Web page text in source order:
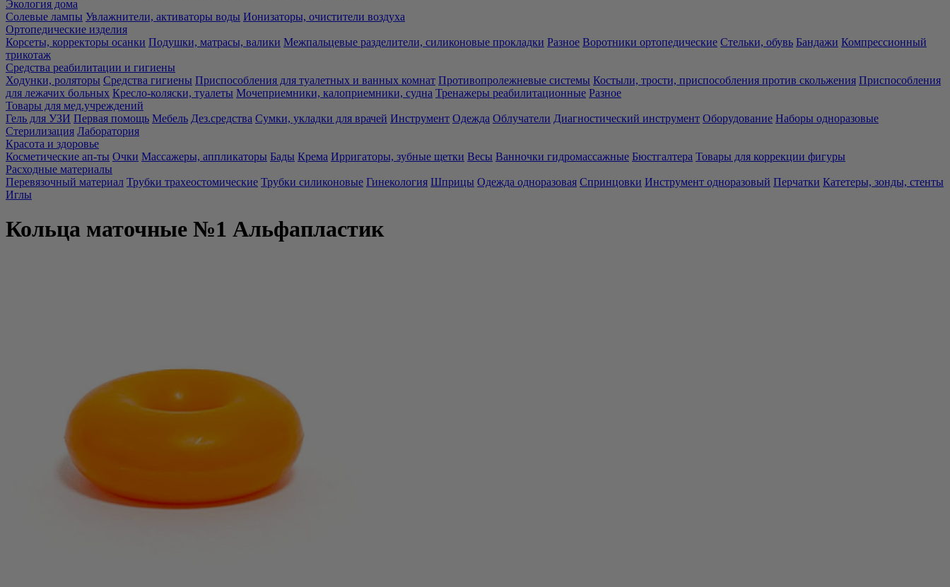
Экология дома
Солевые лампы Увлажнители, активаторы воды Ионизаторы, очистители воздуха
Ортопедические изделия
Корсеты, корректоры осанки Подушки, матрасы, валики Межпальцевые разделители, силиконовые прокладки Разное Воротники ортопедические Стельки, обувь Бандажи Компрессионный
трикотаж
Средства реабилитации и гигиены
Ходунки, роляторы Средства гигиены Приспособления для туалетных и ванных комнат Противопролежневые системы Костыли, трости, приспособления против скольжения Приспособления
для лежачих больных Кресло-коляски, туалеты Мочеприемники, калоприемники, судна Тренажеры реабилитационные Разное
Товары для мед.учреждений
Гель для УЗИ Первая помощь Мебель Дез.средства Сумки, укладки для врачей Инструмент Одежда Облучатели Диагностический инструмент Оборудование Наборы одноразовые
Стерилизация Лаборатория
Красота и здоровье
Косметические ап-ты Очки Массажеры, аппликаторы Бады Крема Ирригаторы, зубные щетки Весы Ванночки гидромассажные Бюстгалтера Товары для коррекции фигуры
Расходные материалы
Перевязочный материал Трубки трахеостомические Трубки силиконовые Гинекология Шприцы Одежда одноразовая Спринцовки Инструмент одноразовый Перчатки Катетеры, зонды, стенты
Иглы
Кольца маточные №1 Альфапластик